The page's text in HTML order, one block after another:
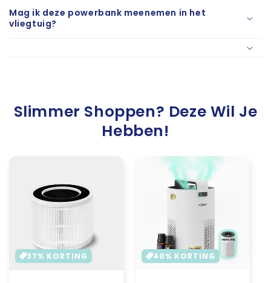
Mag ik deze powerbank meenemen in het
vliegtuig?
Slimmer Shoppen? Deze Wil Je
Hebben!
37% KORTING 40% KORTING